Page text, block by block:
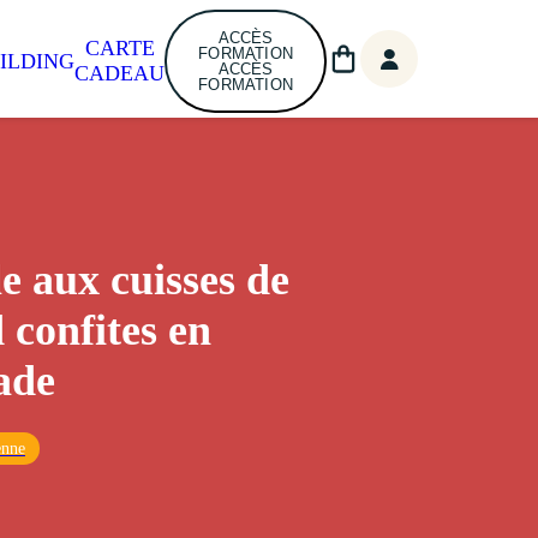
CARTE
CADEAU
ACCÈS
FORMATION
ACCÈS
FORMATION
aux cuisses de
confites en